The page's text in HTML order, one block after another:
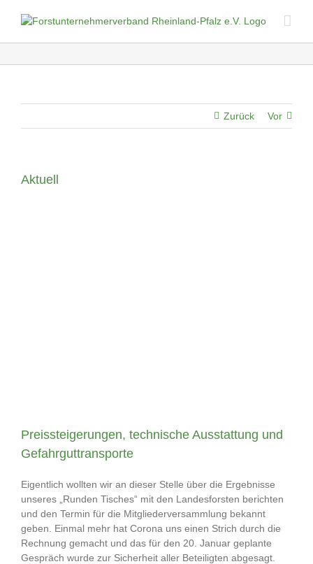
Zurück Vor
Aktuell
Preissteigerungen, technische Ausstattung und
Gefahrguttransporte
Eigentlich wollten wir an dieser Stelle über die Ergebnisse
unseres „Runden Tisches“ mit den Landesforsten berichten
und den Termin für die Mitgliederversammlung bekannt
geben. Einmal mehr hat Corona uns einen Strich durch die
Rechnung gemacht und das für den 20. Januar geplante
Gespräch wurde zur Sicherheit aller Beteiligten abgesagt.